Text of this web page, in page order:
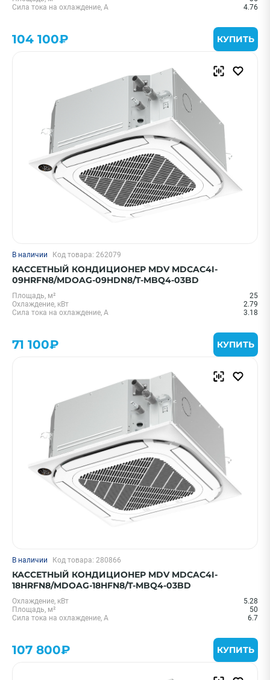
Сила тока на охлаждение, А
4.76
104 100₽ КУПИТЬ
В наличии Код товара: 262079
КАССЕТНЫЙ КОНДИЦИОНЕР MDV MDCAC4I-
09HRFN8/MDOAG-09HDN8/T-MBQ4-03BD
Площадь, м²
25
Охлаждение, кВт
2.79
Сила тока на охлаждение, А
3.18
71 100₽ КУПИТЬ
В наличии Код товара: 280866
КАССЕТНЫЙ КОНДИЦИОНЕР MDV MDCAC4I-
18HRFN8/MDOAG-18HFN8/T-MBQ4-03BD
Охлаждение, кВт
5.28
Площадь, м²
50
Сила тока на охлаждение, А
6.7
107 800₽ КУПИТЬ